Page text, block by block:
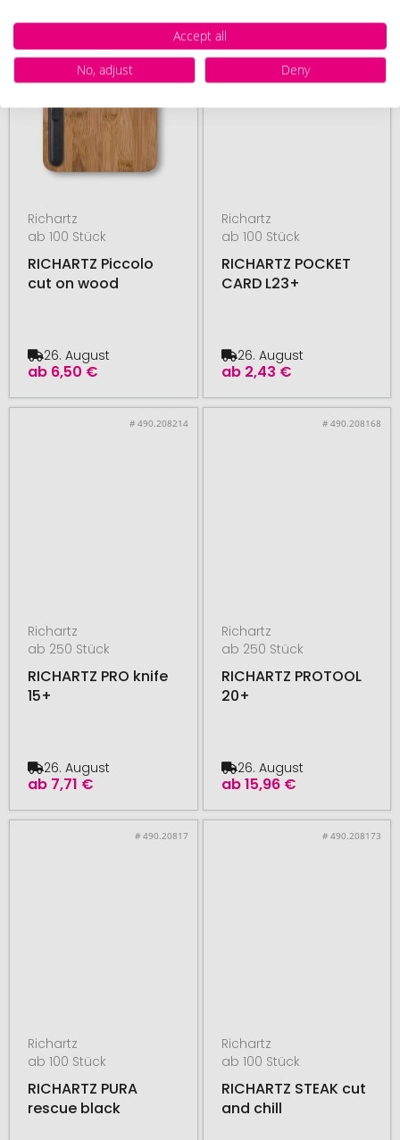
Richartz
ab 100 Stück
RICHARTZ Piccolo
cut on wood
ab 6,50 €
26. August
Richartz
ab 100 Stück
RICHARTZ POCKET
CARD L23+
ab 2,43 €
26. August
# 490.208214
Richartz
ab 250 Stück
RICHARTZ PRO knife
15+
ab 7,71 €
26. August
# 490.208168
Richartz
ab 250 Stück
RICHARTZ PROTOOL
20+
ab15,96 €
26. August
# 490.20817
Richartz
ab 100 Stück
RICHARTZ PURA
rescue black
# 490.208173
Richartz
ab 100 Stück
RICHARTZ STEAK cut
and chill
Accept all
No, adjust
Deny